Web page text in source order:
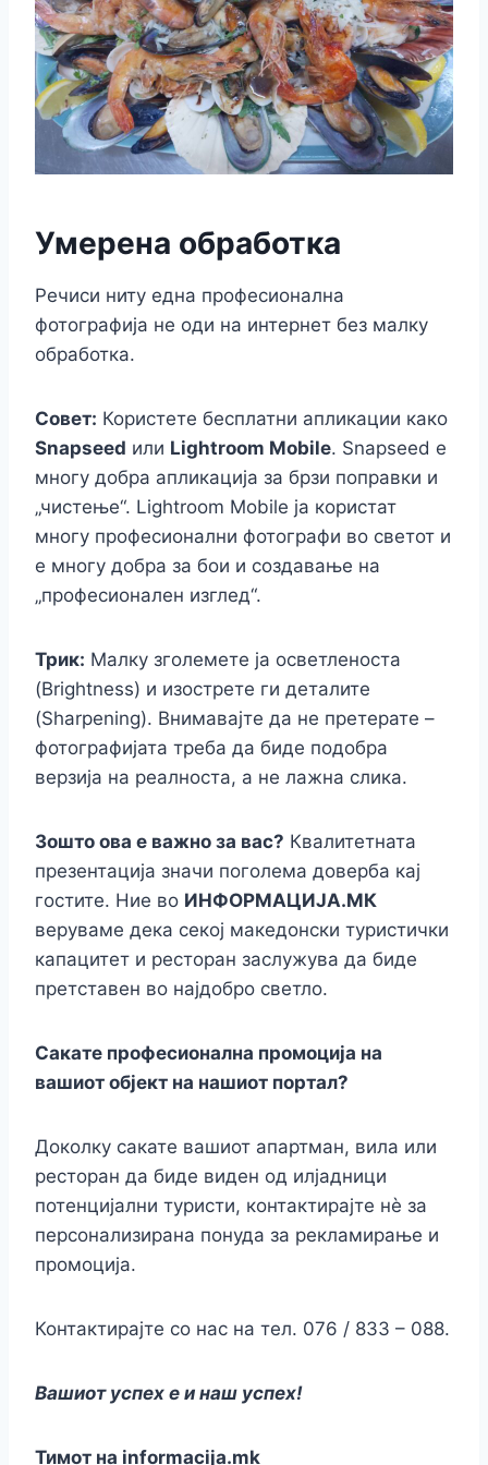
Умерена обработка
Речиси ниту една професионална
фотографија не оди на интернет без малку
обработка.
Совет: Користете бесплатни апликации како
Snapseed или Lightroom Mobile. Snapseed е
многу добра апликација за брзи поправки и
„чистење“. Lightroom Mobile ја користат
многу професионални фотографи во светот и
е многу добра за бои и создавање на
„професионален изглед“.
Трик: Малку зголемете ја осветленоста
(Brightness) и изострете ги деталите
(Sharpening). Внимавајте да не претерате –
фотографијата треба да биде подобра
верзија на реалноста, а не лажна слика.
Зошто ова е важно за вас? Квалитетната
презентација значи поголема доверба кај
гостите. Ние во ИНФОРМАЦИЈА.МК
веруваме дека секој македонски туристички
капацитет и ресторан заслужува да биде
претставен во најдобро светло.
Сакате професионална промоција на
вашиот објект на нашиот портал?
Доколку сакате вашиот апартман, вила или
ресторан да биде виден од илјадници
потенцијални туристи, контактирајте нè за
персонализирана понуда за рекламирање и
промоција.
Контактирајте со нас на тел. 076 / 833 – 088.
Вашиот успех е и наш успех!
Тимот на informacija.mk